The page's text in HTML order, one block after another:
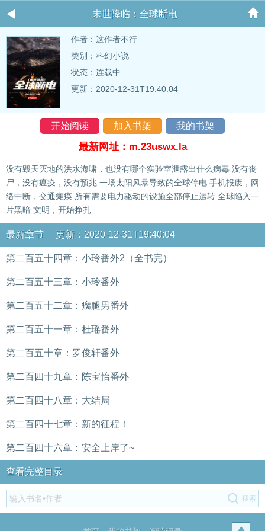
末世降临：全球断电
作者： 这作者不行
类别：科幻小说
状态：连载中
更新：2020-12-31T19:40:04
开始阅读 加入书架 我的书架
最新网址：m.23uswx.la
没有毁天灭地的洪水海啸，也没有哪个实验室泄露出什么病毒 没有丧
尸，没有瘟疫，没有预兆 一场太阳风暴导致的全球停电 手机报废，网
络中断，交通瘫痪 所有需要电力驱动的设施全部停止运转 全球陷入一
片黑暗 文明，开始挣扎
最新章节 更新：2020-12-31T19:40:04
第二百五十四章：小玲番外2（全书完）
第二百五十三章：小玲番外
第二百五十二章：瘸腿男番外
第二百五十一章：杜瑶番外
第二百五十章：罗俊轩番外
第二百四十九章：陈宝怡番外
第二百四十八章：大结局
第二百四十七章：新的征程！
第二百四十六章：安全上岸了~
查看完整目录